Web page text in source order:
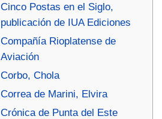
Cinco Postas en el Siglo,
publicación de IUA Ediciones
Compañía Rioplatense de
Aviación
Corbo, Chola
Correa de Marini, Elvira
Crónica de Punta del Este